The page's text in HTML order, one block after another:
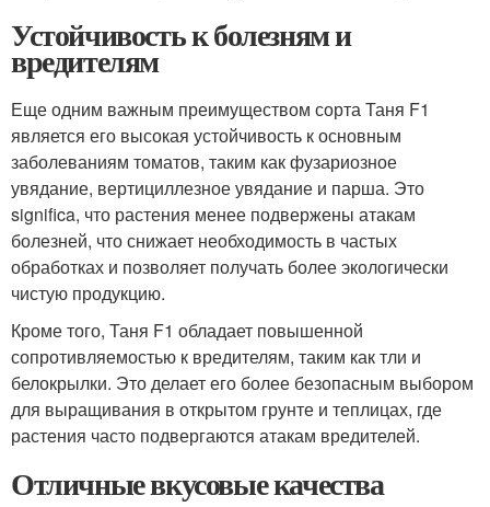
Устойчивость к болезням и
вредителям
Еще одним важным преимуществом сорта Таня F1
является его высокая устойчивость к основным
заболеваниям томатов, таким как фузариозное
увядание, вертициллезное увядание и парша. Это
significa, что растения менее подвержены атакам
болезней, что снижает необходимость в частых
обработках и позволяет получать более экологически
чистую продукцию.
Кроме того, Таня F1 обладает повышенной
сопротивляемостью к вредителям, таким как тли и
белокрылки. Это делает его более безопасным выбором
для выращивания в открытом грунте и теплицах, где
растения часто подвергаются атакам вредителей.
Отличные вкусовые качества